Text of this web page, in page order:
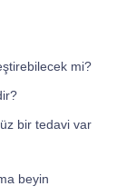
mi?
bir tedavi var
beyin